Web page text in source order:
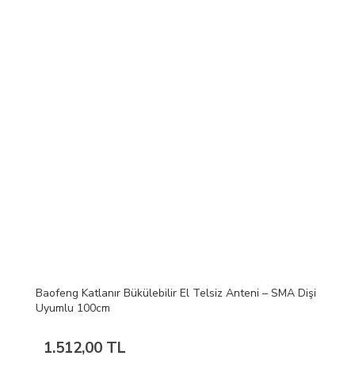
Baofeng Katlanır Bükülebilir El Telsiz Anteni – SMA Dişi
Uyumlu 100cm
1.512,00 TL